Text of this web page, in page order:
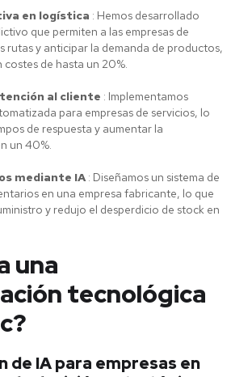
en logística : Hemos desarrollado
que permiten a las empresas de
rutas y anticipar la demanda de productos,
de hasta un 20%.
al cliente : Implementamos
para empresas de servicios, lo
de respuesta y aumentar la
un 40%.
mediante IA: Diseñamos un sistema de
en una empresa fabricante, lo que
y redujo el desperdicio de stock en
una
tecnológica
de IA para empresas en